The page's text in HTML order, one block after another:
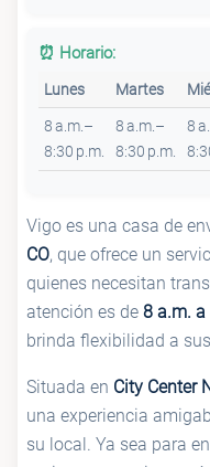
⏰ Horario:
Lunes Martes
8 a.m.–
8:30 p.m.
8 a.m.–
8:30 p.m.
8
Vigo es una casa de
CO, que ofrece un
quienes necesitan
atención es de 8 a.m. a
brinda flexibilidad a
Situada en City Center
una experiencia
su local. Ya sea para